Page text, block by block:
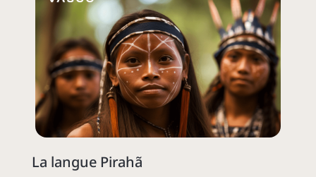
La langue Pirahã